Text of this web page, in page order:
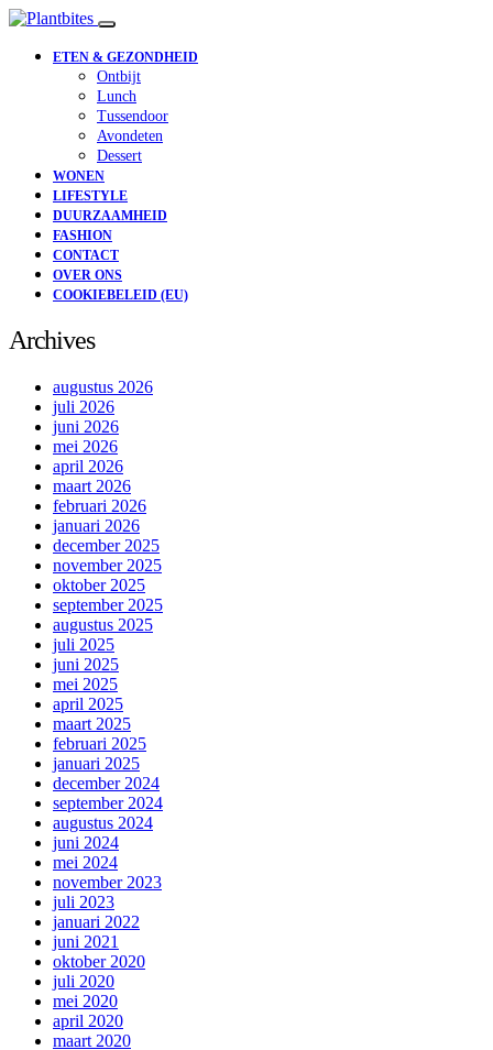
ETEN & GEZONDHEID
Ontbijt
Lunch
Tussendoor
Avondeten
Dessert
WONEN
LIFESTYLE
DUURZAAMHEID
FASHION
CONTACT
OVER ONS
COOKIEBELEID (EU)
Archives
augustus 2026
juli 2026
juni 2026
mei 2026
april 2026
maart 2026
februari 2026
januari 2026
december 2025
november 2025
oktober 2025
september 2025
augustus 2025
juli 2025
juni 2025
mei 2025
april 2025
maart 2025
februari 2025
januari 2025
december 2024
september 2024
augustus 2024
juni 2024
mei 2024
november 2023
juli 2023
januari 2022
juni 2021
oktober 2020
juli 2020
mei 2020
april 2020
maart 2020